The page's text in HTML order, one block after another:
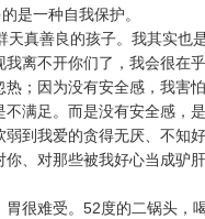
是一种自我保护。
真善良的孩子。我其实也
离不开你们了，我会很在
；因为没有安全感，我害
满足。而是没有安全感，
弱到我爱的贪得无厌、不知
、对那些被我好心当成驴
很难受。52度的二锅头，